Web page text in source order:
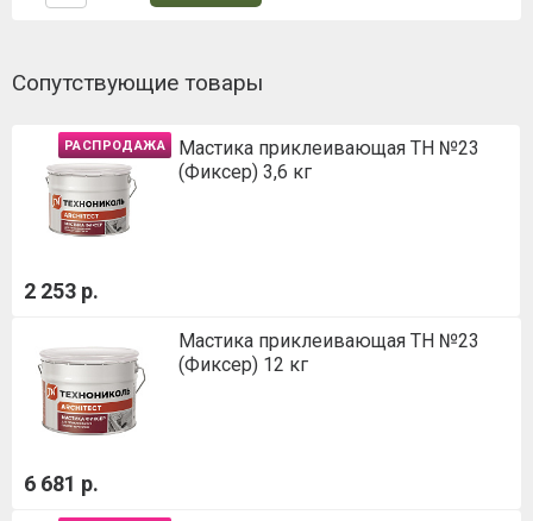
Сопутствующие товары
РАСПРОДАЖА
Мастика приклеивающая ТН №23
(Фиксер) 3,6 кг
2 253 р.
Мастика приклеивающая ТН №23
(Фиксер) 12 кг
6 681 р.